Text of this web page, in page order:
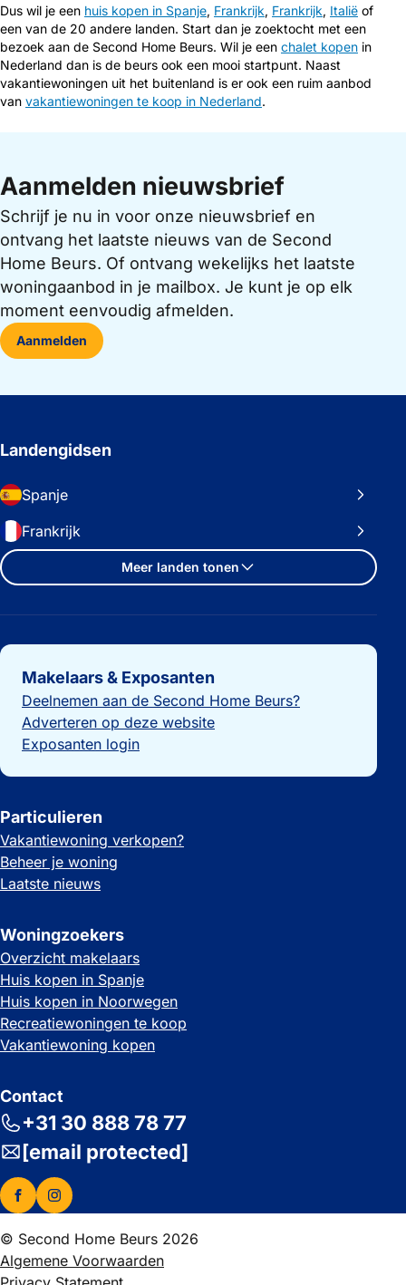
Dus wil je een huis kopen in Spanje, Frankrijk, Frankrijk, Italië of
een van de 20 andere landen. Start dan je zoektocht met een
bezoek aan de Second Home Beurs. Wil je een chalet kopen in
Nederland dan is de beurs ook een mooi startpunt. Naast
vakantiewoningen uit het buitenland is er ook een ruim aanbod
van vakantiewoningen te koop in Nederland.
Aanmelden nieuwsbrief
Schrijf je nu in voor onze nieuwsbrief en
ontvang het laatste nieuws van de Second
Home Beurs. Of ontvang wekelijks het laatste
woningaanbod in je mailbox. Je kunt je op elk
moment eenvoudig afmelden.
Aanmelden
Landengidsen
Spanje
Frankrijk
Meer landen tonen
Belangrijke links
Makelaars & Exposanten
Deelnemen aan de Second Home Beurs?
Adverteren op deze website
Exposanten login
Particulieren
Vakantiewoning verkopen?
Beheer je woning
Laatste nieuws
Woningzoekers
Overzicht makelaars
Huis kopen in Spanje
Huis kopen in Noorwegen
Recreatiewoningen te koop
Vakantiewoning kopen
Contact
+31 30 888 78 77
[email protected]
© Second Home Beurs 2026
Algemene Voorwaarden